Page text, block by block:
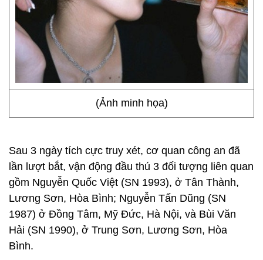
(Ảnh minh họa)
Sau 3 ngày tích cực truy xét, cơ quan công an đã
lần lượt bắt, vận động đầu thú 3 đối tượng liên quan
gồm Nguyễn Quốc Việt (SN 1993), ở Tân Thành,
Lương Sơn, Hòa Bình; Nguyễn Tấn Dũng (SN
1987) ở Đồng Tâm, Mỹ Đức, Hà Nội, và Bùi Văn
Hải (SN 1990), ở Trung Sơn, Lương Sơn, Hòa
Bình.